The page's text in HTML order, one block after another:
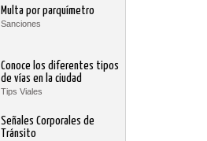
Multa por parquímetro
Sanciones
Conoce los diferentes tipos
de vías en la ciudad
Tips Viales
Señales Corporales de
Tránsito